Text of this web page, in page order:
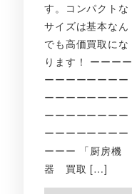
す。コンパクトな
サイズは基本なん
でも高価買取にな
ります！ ーーーー
ーーーーーーーー
ーーーーーーーー
ーーーーーーーー
ーーーーーーーー
ーーー 「厨房機
器 買取 […]